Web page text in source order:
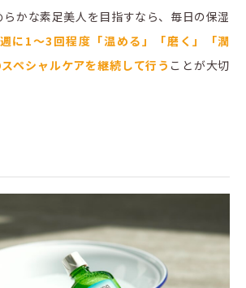
かな素足美人を目指すなら、毎日の保湿
週に1～3回程度「温める」「磨く」「潤
ペシャルケアを継続して行う ことが大切